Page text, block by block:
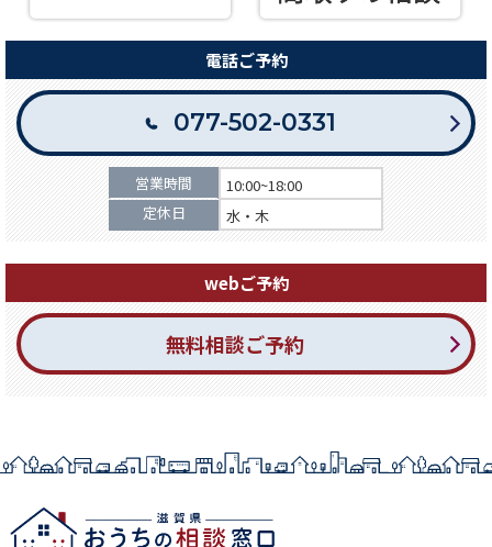
電話ご予約
077-502-0331
営業時間
10:00~18:00
定休日
水・木
webご予約
無料相談ご予約